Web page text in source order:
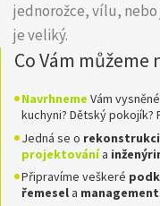
jednorožce, vílu,
je veliký.
Co Vám
Navrhneme Vám
kuchyni? Dětský pokojík?
Jedná se o rekonstrukci
projektovánía
Připravíme veškeré
řemesela management